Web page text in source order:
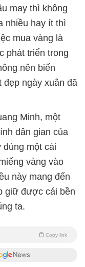
may thì không
nhiều hay ít thì
mua vàng là
phát triển trong
nên biến
ngày xuân đã
Minh, một
dân gian của
một cái
vàng vào
này mang đến
giữ được cái bền
ta.
Copy link